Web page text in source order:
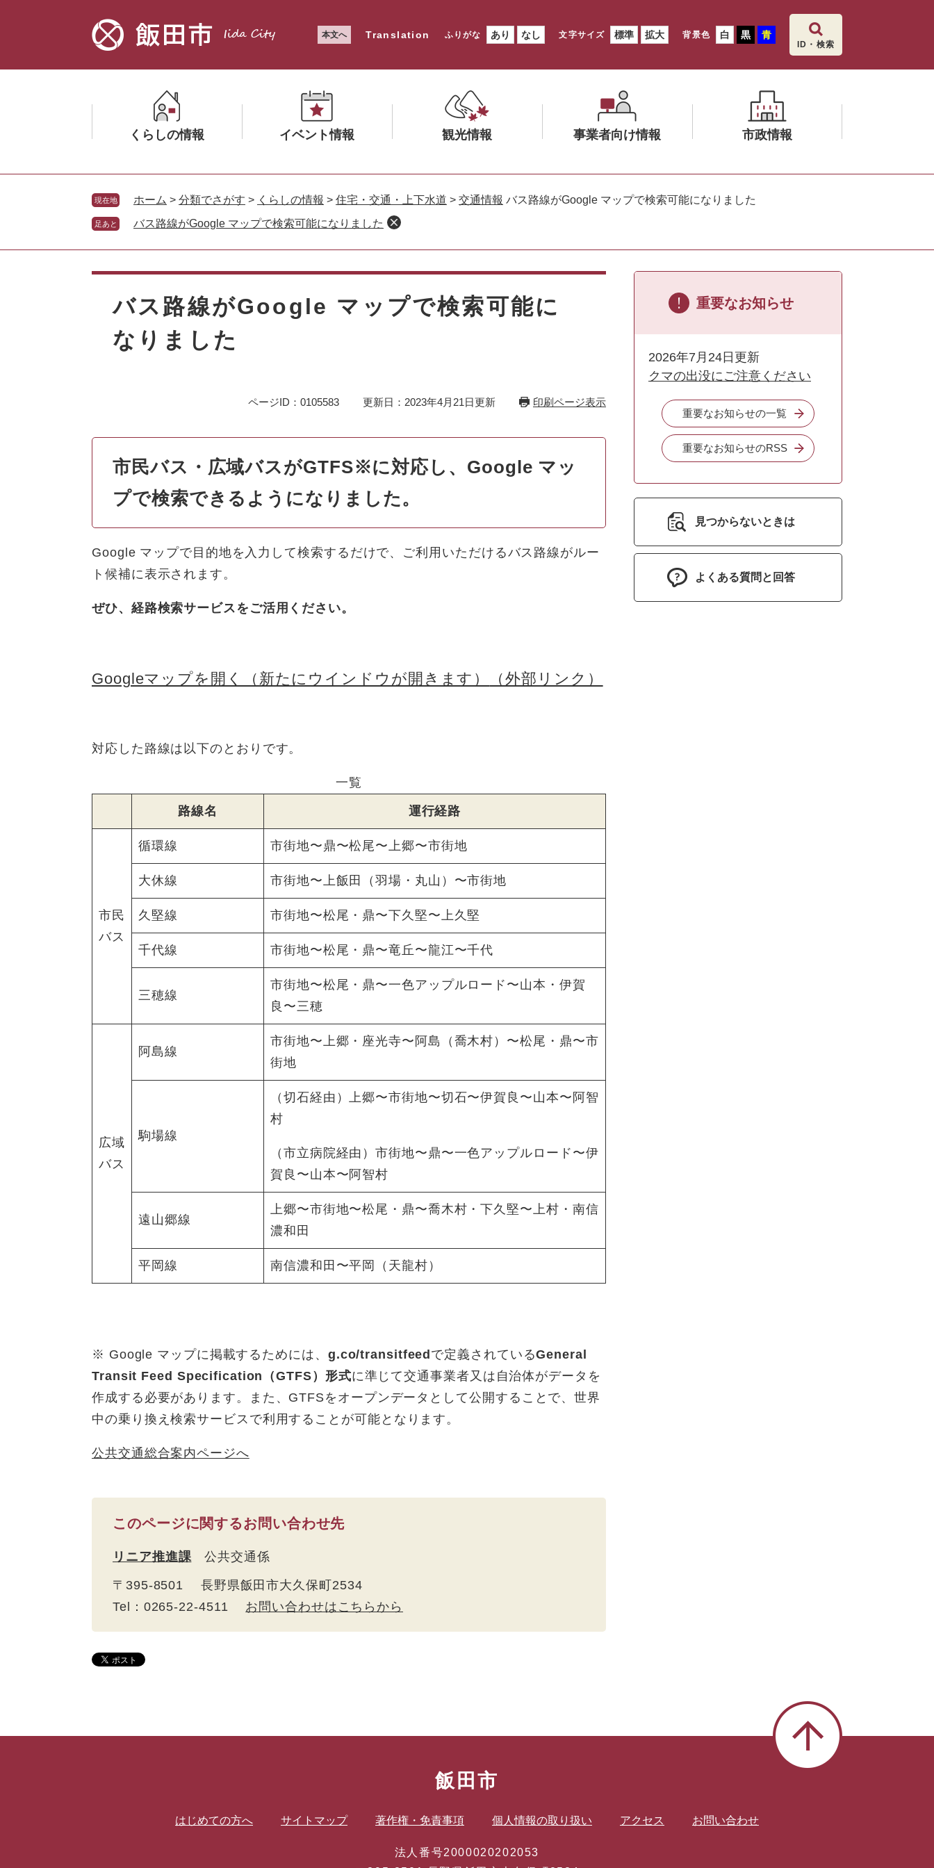
文
本文へ Translation ふりがな あり なし 文字サイズ 標準 拡大 背景色 白 黒 青
ID・検索
くらしの情報
ニ
ュ
ー
を
イベント情報
ニ
ー
を
く
観光情報
ニ
ュ
ー
を
く
事業者向け情報
ニ
を
く
市政情報
ニ
を
く
現在地 ホーム > 分類でさがす > くらしの情報 > 住宅・交通・上下水道 > 交通情報 バス路線がGoogle マップで検索可能になりました
足あと バス路線がGoogle マップで検索可能になりました
バス路線がGoogle マップで検索可能に
なりました
ページID：0105583 更新日：2023年4月21日更新 印刷ページ表示
市民バス・広域バスがGTFS※に対応し、Google マッ
プで検索できるようになりました。
Google マップで目的地を入力して検索するだけで、ご利用いただけるバス路線がルー
ト候補に表示されます。
ぜひ、経路検索サービスをご活用ください。
Googleマップを開く（新たにウインドウが開きます） （外部リンク）
対応した路線は以下のとおりです。
一覧
路線名 運行経路
市民
バス
循環線 市街地〜鼎〜松尾〜上郷〜市街地
大休線 市街地〜上飯田（羽場・丸山）〜市街地
久堅線 市街地〜松尾・鼎〜下久堅〜上久堅
千代線 市街地〜松尾・鼎〜竜丘〜龍江〜千代
三穂線
市街地〜松尾・鼎〜一色アップルロード〜山本・伊賀
良〜三穂
広域
バス
阿島線
市街地〜上郷・座光寺〜阿島（喬木村）〜松尾・鼎〜市
街地
駒場線
（切石経由）上郷〜市街地〜切石〜伊賀良〜山本〜阿智
村
（市立病院経由）市街地〜鼎〜一色アップルロード〜伊
賀良〜山本〜阿智村
遠山郷線
上郷〜市街地〜松尾・鼎〜喬木村・下久堅〜上村・南信
濃和田
平岡線 南信濃和田〜平岡（天龍村）
※ Google マップに掲載するためには、 g.co/transitfeed で定義されているGeneral
Transit Feed Specification（GTFS）形式に準じて交通事業者又は自治体がデータを
作成する必要があります。また、GTFSをオープンデータとして公開することで、世界
中の乗り換え検索サービスで利用することが可能となります。
公共交通総合案内ページへ
このページに関するお問い合わせ先
リニア推進課公共交通係
〒395-8501 長野県飯田市大久保町2534
Tel：0265-22-4511 お問い合わせはこちらから
重要なお知らせ
2026年7月24日更新
クマの出没にご注意ください
重要なお知らせの一覧
重要なお知らせのRSS
見つからないときは
よくある質問と回答
飯田市
はじめての方へ サイトマップ 著作権・免責事項 個人情報の取り扱い アクセス お問い合わせ
法人番号2000020202053